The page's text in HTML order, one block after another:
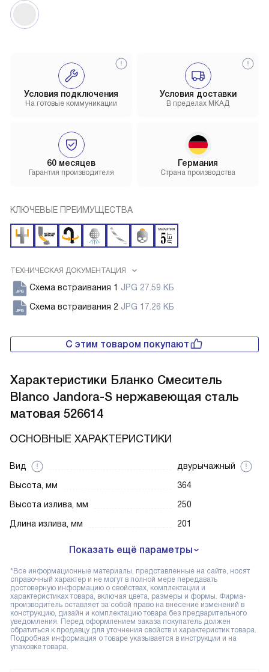
Условия доставки
В пределах МКАД
60 месяцев
Гарантия производителя
Условия подключения
На готовые коммуникации
Германия
Страна производства
КЛЮЧЕВЫЕ ПРЕИМУЩЕСТВА
ТЕХНИЧЕСКАЯ ДОКУМЕНТАЦИЯ
Схема встраивания 1 JPG 27.59 КБ
Схема встраивания 2 JPG 17.26 КБ
С этим товаром покупают
Характеристики Бланко Смеситель
Blanco Jandora-S нержавеющая сталь
матовая 526614
ОСНОВНЫЕ ХАРАКТЕРИСТИКИ
Вид
двурычажный
Высота, мм
364
Высота излива, мм
250
Длина излива, мм
201
Показать ещё параметры
*Все информационные материалы, представленные на сайте, носят
справочный характер и не могут в полной мере передавать
достоверную информацию о свойствах, комплектации и
характеристиках товара, включая цвета, размеры и формы. Фирма-
производитель оставляет за собой право на внесение изменений в
конструкцию, дизайн и комплектацию товара без предварительного
уведомления. Перед оформлением заказа покупатель должен
обратиться к продавцу для уточнения свойств и характеристик товара.
Подробная информация о товаре указывается в инструкции и на
упаковке товара.